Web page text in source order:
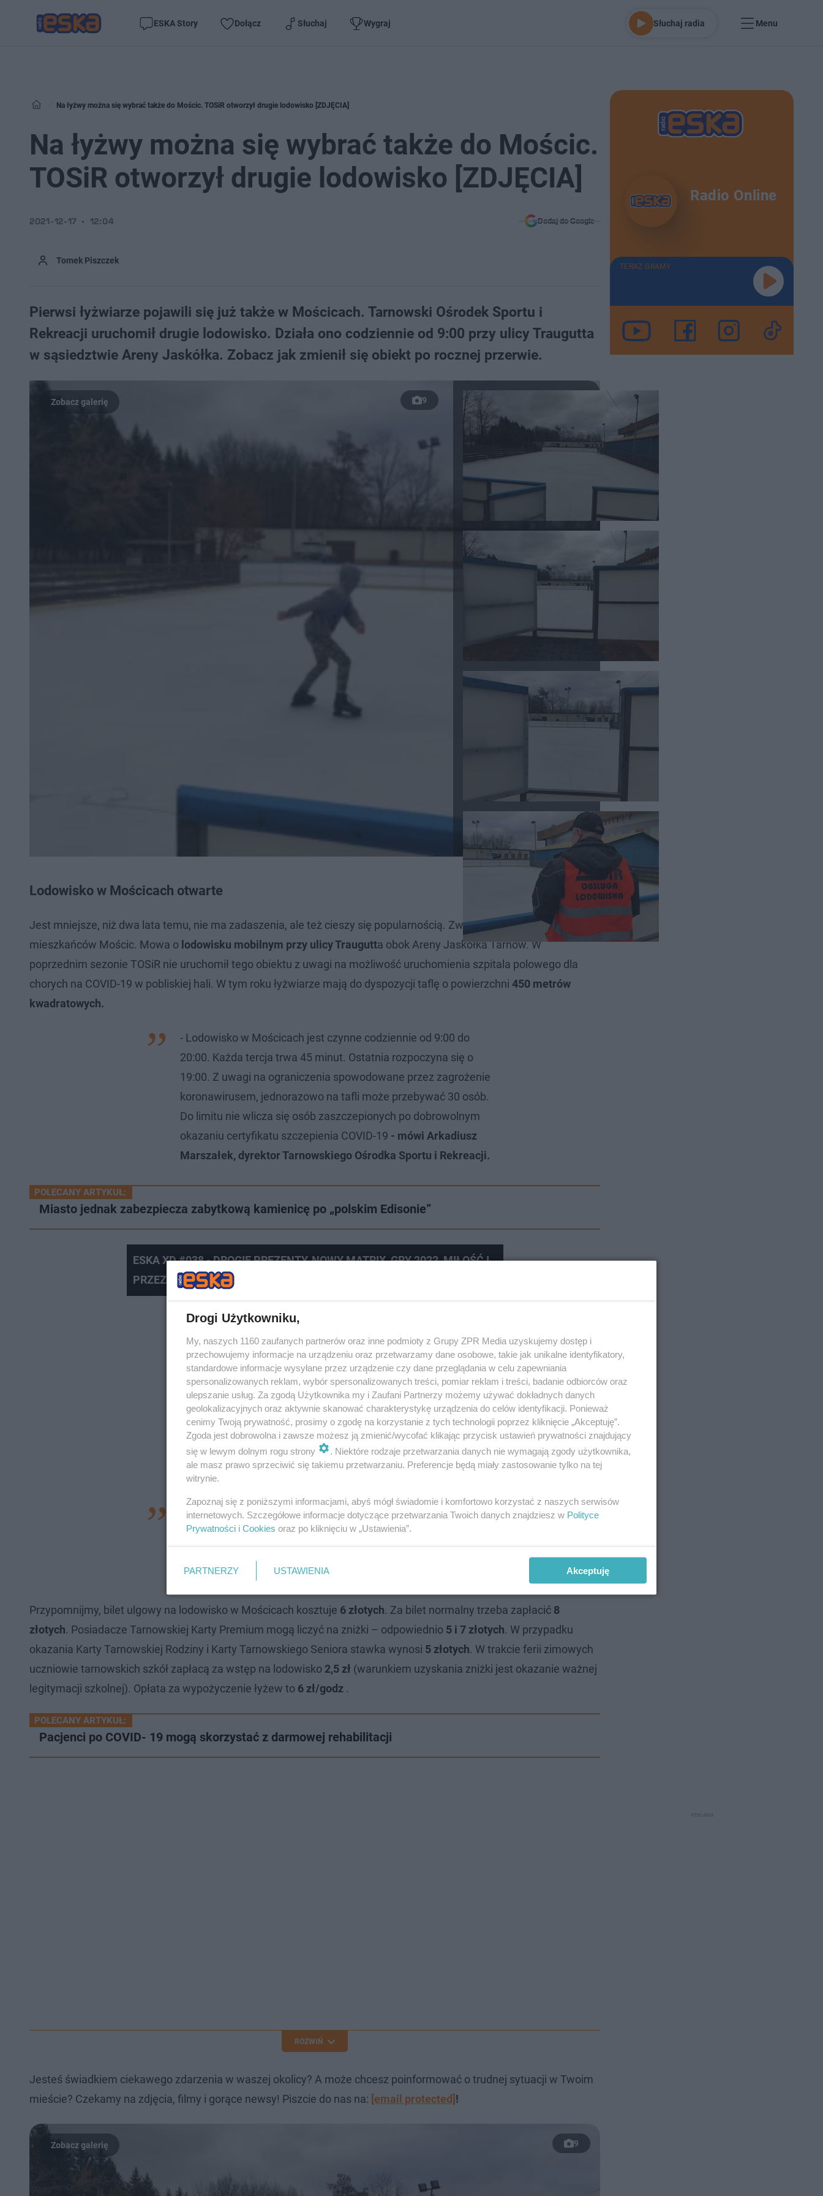
ESKA Story Dołącz Słuchaj Wygraj Słuchaj radia Menu
Na łyżwy można się wybrać także do Mościc. TOSiR otworzył drugie lodowisko [ZDJĘCIA]
Na łyżwy można się wybrać także do Mościc.
TOSiR otworzył drugie lodowisko [ZDJĘCIA]
Tomek Piszczek
2021-12-17 12:04 Dodaj do Google
Pierwsi łyżwiarze pojawili się już także w Mościcach. Tarnowski Ośrodek Sportu i
Rekreacji uruchomił drugie lodowisko. Działa ono codziennie od 9:00 przy ulicy Traugutta
w sąsiedztwie Areny Jaskółka. Zobacz jak zmienił się obiekt po rocznej przerwie.
9
Lodowisko w Mościcach otwarte
Jest mniejsze, niż dwa lata temu, nie ma zadaszenia, ale też cieszy się popularnością. Zwłaszcza wśród
mieszkańców Mościc. Mowa o lodowisku mobilnym przy ulicy Traugutta obok Areny Jaskółka Tarnów. W
poprzednim sezonie TOSiR nie uruchomił tego obiektu z uwagi na możliwość uruchomienia szpitala polowego dla
chorych na COVID-19 w pobliskiej hali. W tym roku łyżwiarze mają do dyspozycji taflę o powierzchni 450 metrów
kwadratowych.
- Lodowisko w Mościcach jest czynne codziennie od 9:00 do
20:00. Każda tercja trwa 45 minut. Ostatnia rozpoczyna się o
19:00. Z uwagi na ograniczenia spowodowane przez zagrożenie
koronawirusem, jednorazowo na tafli może przebywać 30 osób.
Do limitu nie wlicza się osób zaszczepionych po dobrowolnym
okazaniu certyfikatu szczepienia COVID-19 - mówi Arkadiusz
Marszałek, dyrektor Tarnowskiego Ośrodka Sportu i Rekreacji.
POLECANY ARTYKUŁ:
Miasto jednak zabezpiecza zabytkową kamienicę po „polskim Edisonie”
ESKA XD #038 - DROGIE PREZENTY, NOWY MATRIX, GRY 2022, MIŁOŚĆ I
PRZEZNACZENIE
- Lubimy tu przychodzić, bo jest kameralniej. Nie ma tylu ludzi co
na lodowisku przy Wojska Polskiego. Przychodzimy tu od
łyżwiarze na lodowisku w Mościcach.
Przypomnijmy, bilet ulgowy na lodowisko w Mościcach kosztuje 6 złotych. Za bilet normalny trzeba zapłacić 8
złotych. Posiadacze Tarnowskiej Karty Premium mogą liczyć na zniżki – odpowiednio 5 i 7 złotych. W przypadku
okazania Karty Tarnowskiej Rodziny i Karty Tarnowskiego Seniora stawka wynosi 5 złotych. W trakcie ferii zimowych
uczniowie tarnowskich szkół zapłacą za wstęp na lodowisko 2,5 zł (warunkiem uzyskania zniżki jest okazanie ważnej
legitymacji szkolnej). Opłata za wypożyczenie łyżew to 6 zł/godz .
POLECANY ARTYKUŁ:
Pacjenci po COVID- 19 mogą skorzystać z darmowej rehabilitacji
ROZWIŃ
Jesteś świadkiem ciekawego zdarzenia w waszej okolicy? A może chcesz poinformować o trudnej sytuacji w Twoim
mieście? Czekamy na zdjęcia, filmy i gorące newsy! Piszcie do nas na: [email protected]!
9
Radio Online
TERAZ GRAMY
Drogi Użytkowniku,
My, naszych 1160 zaufanych partnerów oraz inne podmioty z Grupy ZPR Media uzyskujemy dostęp i
przechowujemy informacje na urządzeniu oraz przetwarzamy dane osobowe, takie jak unikalne identyfikatory,
standardowe informacje wysyłane przez urządzenie czy dane przeglądania w celu zapewniania
spersonalizowanych reklam, wybór spersonalizowanych treści, pomiar reklam i treści, badanie odbiorców oraz
ulepszanie usług. Za zgodą Użytkownika my i Zaufani Partnerzy możemy używać dokładnych danych
geolokalizacyjnych oraz aktywnie skanować charakterystykę urządzenia do celów identyfikacji. Ponieważ
cenimy Twoją prywatność, prosimy o zgodę na korzystanie z tych technologii poprzez kliknięcie „Akceptuję”.
Zgoda jest dobrowolna i zawsze możesz ją zmienić/wycofać klikając przycisk ustawień prywatności znajdujący
się w lewym dolnym rogu strony
. Niektóre rodzaje przetwarzania danych nie wymagają zgody użytkownika,
ale masz prawo sprzeciwić się takiemu przetwarzaniu. Preferencje będą miały zastosowanie tylko na tej
witrynie.
Zapoznaj się z poniższymi informacjami, abyś mógł świadomie i komfortowo korzystać z naszych serwisów
internetowych. Szczegółowe informacje dotyczące przetwarzania Twoich danych znajdziesz w Polityce
Prywatności i Cookies oraz po kliknięciu w „Ustawienia”.
PARTNERZY USTAWIENIA Akceptuję